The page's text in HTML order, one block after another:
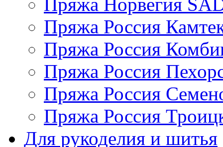
Пряжа Россия
Пряжа Россия
Пряжа Россия
Пряжа Россия
Пряжа Россия
Для рукоделия и шитья